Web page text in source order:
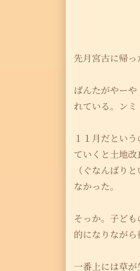
先月宮古に帰
ばんたがやー
れている。ンミ
１１月だとい
ていくと土地
（ぐなんばり
なかった。
そっか。子ど
的になりなが
一番上には草